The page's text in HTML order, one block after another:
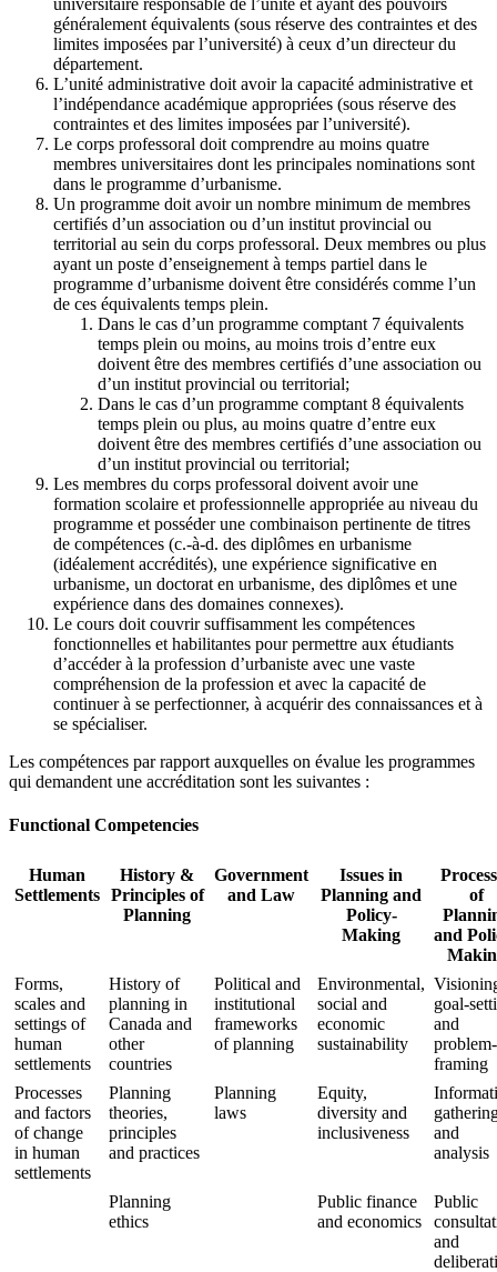
universitaire responsable de l’unité et ayant des pouvoirs
généralement équivalents (sous réserve des contraintes et des
limites imposées par l’université) à ceux d’un directeur du
département.
L’unité administrative doit avoir la capacité administrative et
l’indépendance académique appropriées (sous réserve des
contraintes et des limites imposées par l’université).
Le corps professoral doit comprendre au moins quatre
membres universitaires dont les principales nominations sont
dans le programme d’urbanisme.
Un programme doit avoir un nombre minimum de membres
certifiés d’un association ou d’un institut provincial ou
territorial au sein du corps professoral. Deux membres ou plus
ayant un poste d’enseignement à temps partiel dans le
programme d’urbanisme doivent être considérés comme l’un
de ces équivalents temps plein.
Dans le cas d’un programme comptant 7 équivalents
temps plein ou moins, au moins trois d’entre eux
doivent être des membres certifiés d’une association ou
d’un institut provincial ou territorial;
Dans le cas d’un programme comptant 8 équivalents
temps plein ou plus, au moins quatre d’entre eux
doivent être des membres certifiés d’une association ou
d’un institut provincial ou territorial;
Les membres du corps professoral doivent avoir une
formation scolaire et professionnelle appropriée au niveau du
programme et posséder une combinaison pertinente de titres
de compétences (c.-à-d. des diplômes en urbanisme
(idéalement accrédités), une expérience significative en
urbanisme, un doctorat en urbanisme, des diplômes et une
expérience dans des domaines connexes).
Le cours doit couvrir suffisamment les compétences
fonctionnelles et habilitantes pour permettre aux étudiants
d’accéder à la profession d’urbaniste avec une vaste
compréhension de la profession et avec la capacité de
continuer à se perfectionner, à acquérir des connaissances et à
se spécialiser.
Les compétences par rapport auxquelles on évalue les programmes
qui demandent une accréditation sont les suivantes :
Functional Competencies
Human
Settlements
History &
Principles of
Planning
Government
and Law
Issues in
Planning and
Policy-
Making
of
and
Forms,
scales and
settings of
human
settlements
History of
planning in
Canada and
other
countries
Political and
institutional
frameworks
of planning
Environmental,
social and
economic
sustainability
goal-
and
problem-
framing
Processes
and factors
of change
in human
settlements
Planning
theories,
principles
and practices
Planning
laws
Equity,
diversity and
inclusiveness
and
analysis
Planning
ethics
Public finance
and economics
Public
and